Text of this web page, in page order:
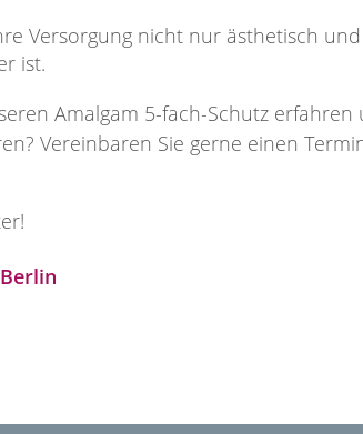
Versorgung nicht nur ästhetisch
ist.
Amalgam 5-fach-Schutz
Vereinbaren Sie gerne einen